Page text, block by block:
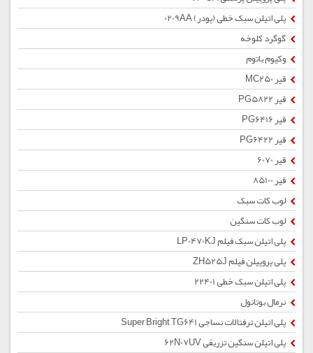
پلی اتیلن سبک خطی (پودر) 0209AA
گوگرد کلوخه
وکیوم باتوم
قیر MC250
قیر PG5822
قیر PG6416
قیر PG6422
قیر 6070
قیر 85100
لوب کات سبک
لوب کات سنگین
پلی اتیلن سبک فیلم LP0470KJ
پلی پروپیلن فیلم ZH525J
پلی اتیلن سبک خطی 22401
نرمال بوتانول
پلی اتیلن ترفتالات نساجی Super Bright TG641
پلی اتیلن سنگین تزریقی 62N07UV